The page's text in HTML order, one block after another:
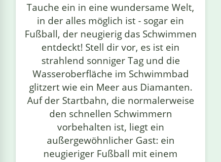
Tauche ein in eine wundersame Welt,
in der alles möglich ist - sogar ein
Fußball, der neugierig das Schwimmen
entdeckt! Stell dir vor, es ist ein
strahlend sonniger Tag und die
Wasseroberfläche im Schwimmbad
glitzert wie ein Meer aus Diamanten.
Auf der Startbahn, die normalerweise
den schnellen Schwimmern
vorbehalten ist, liegt ein
außergewöhnlicher Gast: ein
neugieriger Fußball mit einem